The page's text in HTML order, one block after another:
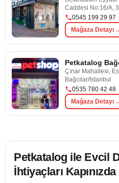
Caddesi No:16/A,
0545 199 29 97
Mağaza Detayı
Petkatalog
Çınar Mahallesi,
Bağcılar/İstanbul
0535 780 42 48
Mağaza Detayı
Petkatalog ile Evcil
İhtiyaçları Kapınızda